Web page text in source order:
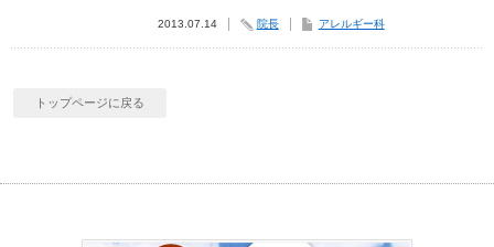
2013.07.14 院長 アレルギー科
トップページに戻る